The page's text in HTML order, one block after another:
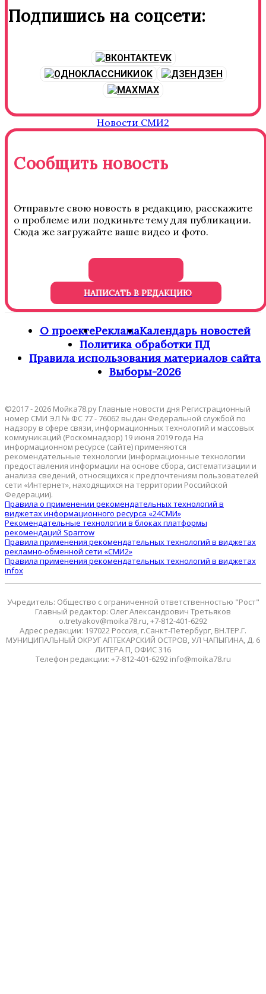
Подпишись на соцсети:
VK
OK
ДЗЕН
MAX
Новости СМИ2
Сообщить новость
Отправьте свою новость в редакцию, расскажите
о проблеме или подкиньте тему для публикации.
Сюда же загружайте ваше видео и фото.
НАПИСАТЬ В РЕДАКЦИЮ
О проектеРекламаКалендарь новостей
Политика обработки ПД
Правила использования материалов сайта
Выборы-2026
©2017 - 2026 Мойка78.ру Главные новости дня Регистрационный
номер СМИ ЭЛ № ФС 77 - 76062 выдан Федеральной службой по
надзору в сфере связи, информационных технологий и массовых
коммуникаций (Роскомнадзор) 19 июня 2019 года На
информационном ресурсе (сайте) применяются
рекомендательные технологии (информационные технологии
предоставления информации на основе сбора, систематизации и
анализа сведений, относящихся к предпочтениям пользователей
сети «Интернет», находящихся на территории Российской
Федерации).
Правила о применении рекомендательных технологий в
виджетах информационного ресурса «24СМИ»
Рекомендательные технологии в блоках платформы
рекомендаций Sparrow
Правила применения рекомендательных технологий в виджетах
рекламно-обменной сети «СМИ2»
Правила применения рекомендательных технологий в виджетах
infox
Учредитель: Общество с ограниченной ответственностью "Рост"
Главный редактор: Олег Александрович Третьяков
o.tretyakov@moika78.ru, +7-812-401-6292
Адрес редакции: 197022 Россия, г.Санкт-Петербург, ВН.ТЕР.Г.
МУНИЦИПАЛЬНЫЙ ОКРУГ АПТЕКАРСКИЙ ОСТРОВ, УЛ ЧАПЫГИНА, Д. 6
ЛИТЕРА П, ОФИС 316
Телефон редакции: +7-812-401-6292 info@moika78.ru